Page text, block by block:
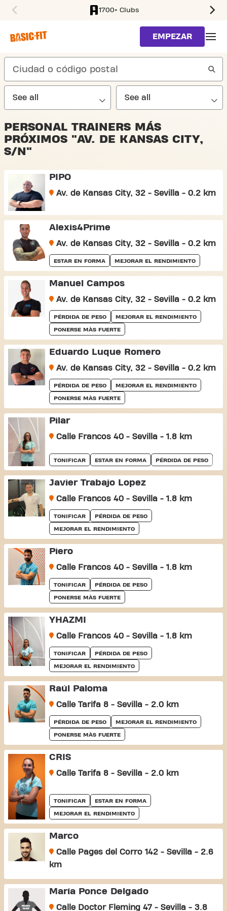
1700+ Clubs
EMPEZAR
search
PERSONAL TRAINERS MÁS
PRÓXIMOS "AV. DE KANSAS CITY,
S/N"
PIPO
Av. de Kansas City, 32 - Sevilla - 0.2 km
Alexis4Prime
Av. de Kansas City, 32 - Sevilla - 0.2 km
ESTAR EN FORMA MEJORAR EL RENDIMIENTO
Manuel Campos
Av. de Kansas City, 32 - Sevilla - 0.2 km
PÉRDIDA DE PESO MEJORAR EL RENDIMIENTO
PONERSE MÀS FUERTE
Eduardo Luque Romero
Av. de Kansas City, 32 - Sevilla - 0.2 km
PÉRDIDA DE PESO MEJORAR EL RENDIMIENTO
PONERSE MÀS FUERTE
Pilar
Calle Francos 40 - Sevilla - 1.8 km
TONIFICAR ESTAR EN FORMA PÉRDIDA DE PESO
Javier Trabajo Lopez
Calle Francos 40 - Sevilla - 1.8 km
TONIFICAR PÉRDIDA DE PESO
MEJORAR EL RENDIMIENTO
Piero
Calle Francos 40 - Sevilla - 1.8 km
TONIFICAR PÉRDIDA DE PESO
PONERSE MÀS FUERTE
YHAZMI
Calle Francos 40 - Sevilla - 1.8 km
TONIFICAR PÉRDIDA DE PESO
MEJORAR EL RENDIMIENTO
Raúl Paloma
Calle Tarifa 8 - Sevilla - 2.0 km
PÉRDIDA DE PESO MEJORAR EL RENDIMIENTO
PONERSE MÀS FUERTE
CRIS
Calle Tarifa 8 - Sevilla - 2.0 km
TONIFICAR ESTAR EN FORMA
MEJORAR EL RENDIMIENTO
Marco
Calle Pages del Corro 142 - Sevilla - 2.6
km
María Ponce Delgado
Calle Doctor Fleming 47 - Sevilla - 3.8